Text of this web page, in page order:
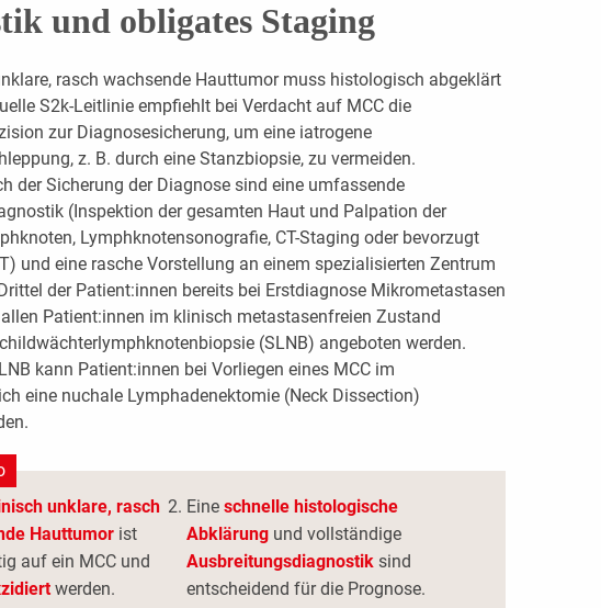
und obligates Staging
rasch wachsende Hauttumor muss histologisch abgeklärt
S2k-Leitlinie empfiehlt bei Verdacht auf MCC die
zur Diagnosesicherung, um eine iatrogene
z. B. durch eine Stanzbiopsie, zu vermeiden.
der Sicherung der Diagnose sind eine umfassende
(Inspektion der gesamten Haut und Palpation der
Lymphknotensonografie, CT-Staging oder bevorzugt
und eine rasche Vorstellung an einem spezialisierten Zentrum
der Patient:innen bereits bei Erstdiagnose Mikrometastasen
Patient:innen im klinisch metastasenfreien Zustand
(SLNB) angeboten werden.
kann Patient:innen bei Vorliegen eines MCC im
eine nuchale Lymphadenektomie (Neck Dissection)
unklare, rasch
Hauttumorist
auf ein MCC und
werden.
Eineschnelle histologische
Abklärung und vollständige
Ausbreitungsdiagnostik sind
entscheidend für die Prognose.